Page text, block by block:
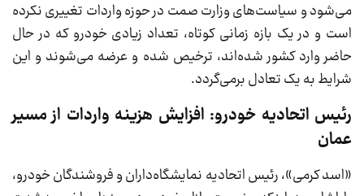
می‌شود و سیاست‌های وزارت صمت در حوزه واردات تغییری نکرده
است و در یک بازه زمانی کوتاه، تعداد زیادی خودرو که در حال
حاضر وارد کشور شده‌اند، ترخیص شده و عرضه می‌شوند و این
شرایط به یک تعادل برمی‌گردد.
رئیس اتحادیه خودرو: افزایش هزینه واردات از مسیر
عمان
«اسد کرمی»، رئیس اتحادیه نمایشگاه‌داران و فروشندگان خودرو،